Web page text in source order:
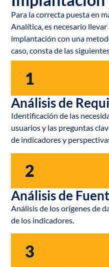
Para la correcta puesta en
Analítica, es necesario
implantación con una
caso, consta de las
1
Análisis de
Identificación de las
usuarios y las preguntas
de indicadores y
2
Análisis de
Análisis de los orígenes de
de los indicadores.
3